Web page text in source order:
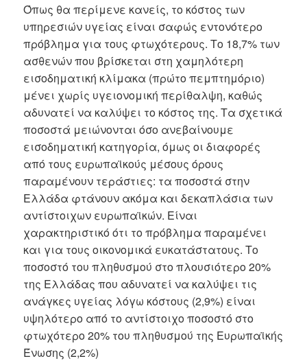
Όπως θα περίμενε κανείς, το κόστος των
υπηρεσιών υγείας είναι σαφώς εντονότερο
πρόβλημα για τους φτωχότερους. Το 18,7% των
ασθενών που βρίσκεται στη χαμηλότερη
εισοδηματική κλίμακα (πρώτο πεμπτημόριο)
μένει χωρίς υγειονομική περίθαλψη, καθώς
αδυνατεί να καλύψει το κόστος της. Τα σχετικά
ποσοστά μειώνονται όσο ανεβαίνουμε
εισοδηματική κατηγορία, όμως οι διαφορές
από τους ευρωπαϊκούς μέσους όρους
παραμένουν τεράστιες: τα ποσοστά στην
Ελλάδα φτάνουν ακόμα και δεκαπλάσια των
αντίστοιχων ευρωπαϊκών. Είναι
χαρακτηριστικό ότι το πρόβλημα παραμένει
και για τους οικονομικά ευκατάστατους. Το
ποσοστό του πληθυσμού στο πλουσιότερο 20%
της Ελλάδας που αδυνατεί να καλύψει τις
ανάγκες υγείας λόγω κόστους (2,9%) είναι
υψηλότερο από το αντίστοιχο ποσοστό στο
φτωχότερο 20% του πληθυσμού της Ευρωπαϊκής
Ένωσης (2,2%)